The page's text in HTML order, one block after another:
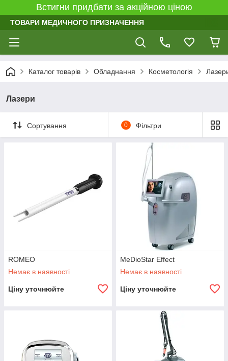
Встигни придбати за акційною ціною
ТОВАРИ МЕДИЧНОГО ПРИЗНАЧЕННЯ
Каталог товарів Обладнання Косметологія
Лазери
Сортування 0 Фільтри
ROMEO
Немає в наявності
Ціну уточнюйте
MeDioStar Effect
Немає в наявності
Ціну уточнюйте